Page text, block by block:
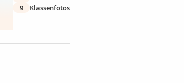
9
Klassenfotos